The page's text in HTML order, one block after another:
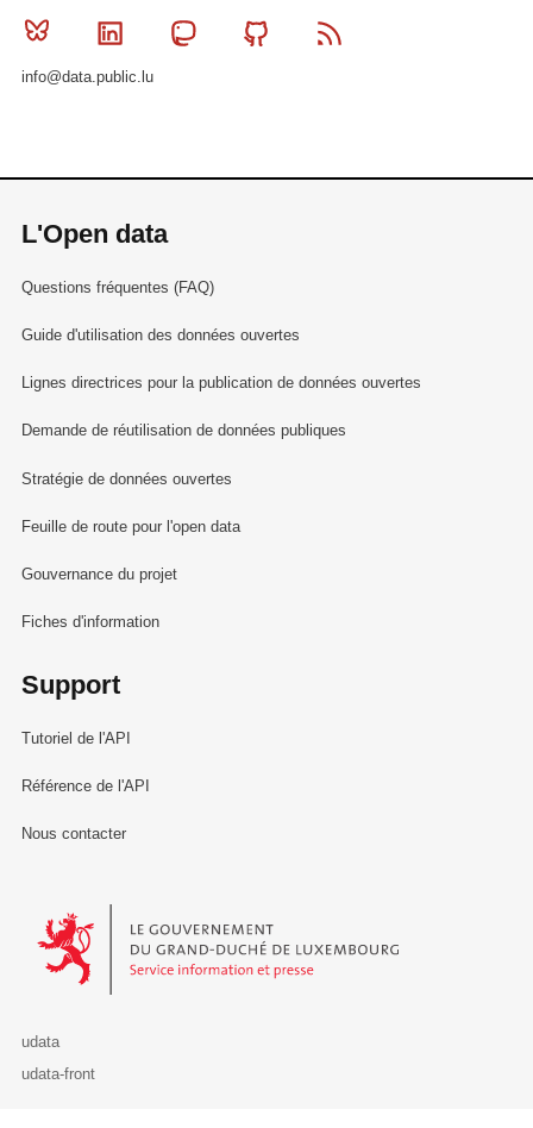
Bluesky Linkedin MastodonGithub
info@data.public.lu
L'Open data
Questions fréquentes (FAQ)
Guide d'utilisation des données ouvertes
Lignes directrices pour la publication de données ouvertes
Demande de réutilisation de données publiques
Stratégie de données ouvertes
Feuille de route pour l'open data
Gouvernance du projet
Fiches d'information
Support
Tutoriel de l'API
Référence de l'API
Nous contacter
Le Gouvernement du Grand-Duché de Luxembourg - Service
udata
udata-front